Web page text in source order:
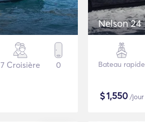
7 Croisière 0
Nelson 24
Bateau rapide
$1,550 /jour